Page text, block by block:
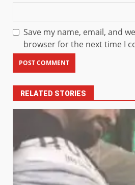
Save my name, email, and
browser for the next time I
RELATED STORIES